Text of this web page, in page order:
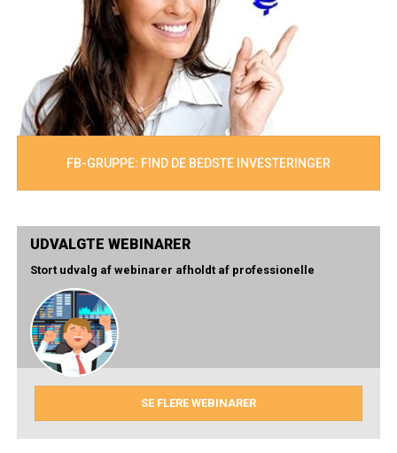
FB-GRUPPE: FIND DE BEDSTE INVESTERINGER
UDVALGTE WEBINARER
Stort udvalg af webinarer afholdt af professionelle
SE FLERE WEBINARER